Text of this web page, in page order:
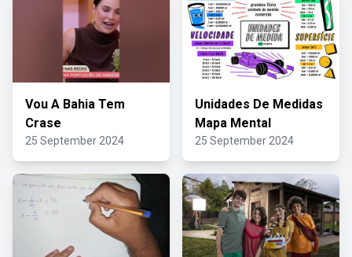
Vou A Bahia Tem
Crase
25 September 2024
Unidades De Medidas
Mapa Mental
25 September 2024